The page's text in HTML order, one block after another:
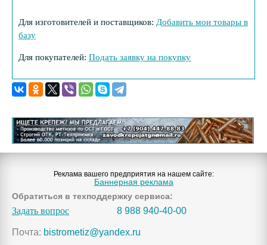
Для изготовителей и поставщиков: Добавить мои товары в
базу
Для покупателей: Подать заявку на покупку
Реклама вашего предприятия на нашем сайте:
Баннерная реклама
Обратиться в техподдержку сервиса:
Задать вопрос 8 988 940-40-00
Почта: bistrometiz@yandex.ru